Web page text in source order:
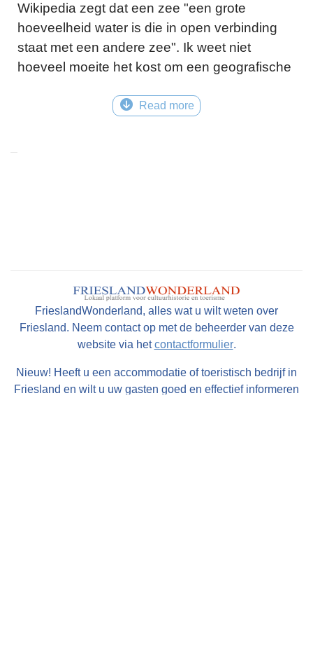
Wikipedia zegt dat een zee "een grote
hoeveelheid water is die in open verbinding
staat met een andere zee". Ik weet niet
hoeveel moeite het kost om een geografische
Zuiderzee een comeback.
Read more
FrieslandWonderland, alles wat u wilt weten over
Friesland. Neem contact op met de beheerder van deze
website via hetcontactformulier.
Nieuw! Heeft u een accommodatie of toeristisch bedrijf in
Friesland en wilt u uw gasten goed en effectief informeren